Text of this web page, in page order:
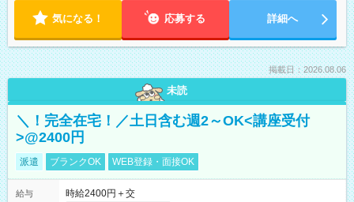
気になる！ 応募する 詳細へ
掲載日：2026.08.06
未読
＼！完全在宅！／土日含む週2～OK<講座受付
>@2400円
派遣 ブランクOK WEB登録・面接OK
給与
時給2400円＋交